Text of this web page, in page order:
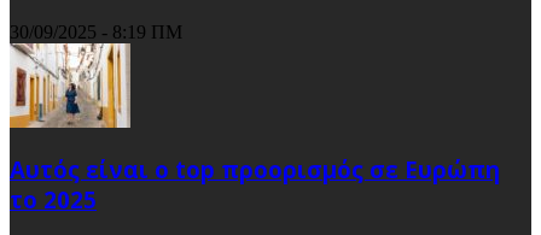
30/09/2025 - 8:19 ΠΜ
Αυτός είναι ο top προορισμός σε Ευρώπη
το 2025